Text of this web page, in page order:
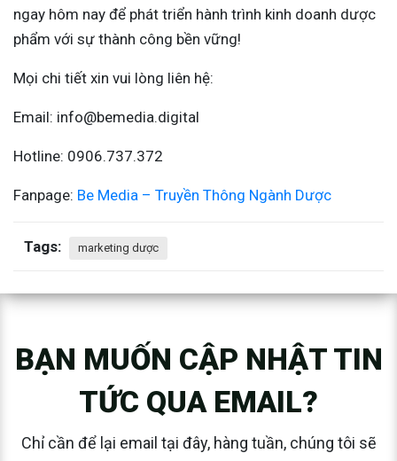
ngay hôm nay để phát triển hành trình kinh doanh dược
phẩm với sự thành công bền vững!
Mọi chi tiết xin vui lòng liên hệ:
Email: info@bemedia.digital
Hotline: 0906.737.372
Fanpage: Be Media – Truyền Thông Ngành Dược
Tags: marketing dược
BẠN MUỐN CẬP NHẬT TIN
TỨC QUA EMAIL?
Chỉ cần để lại email tại đây, hàng tuần, chúng tôi sẽ